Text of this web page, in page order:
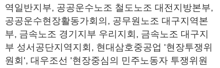
역일반지부, 공공운수노조 철도노조 대전지방본부,
공공운수현장활동가회의, 공무원노조 대구지역본
부, 금속노조 경기지부 우리지회, 금속노조 대구지
부 성서공단지역지회, 현대삼호중공업 '현장투쟁위
원회', 대우조선 '현장중심의 민주노동자 투쟁위원